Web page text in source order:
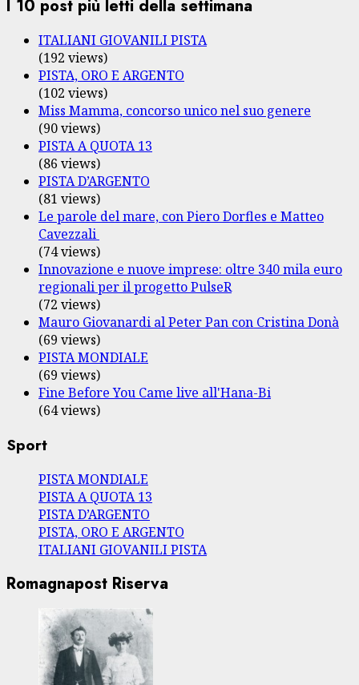
I 10 post più letti della settimana
ITALIANI GIOVANILI PISTA
(192 views)
PISTA, ORO E ARGENTO
(102 views)
Miss Mamma, concorso unico nel suo genere
(90 views)
PISTA A QUOTA 13
(86 views)
PISTA D’ARGENTO
(81 views)
Le parole del mare, con Piero Dorfles e Matteo
Cavezzali
(74 views)
Innovazione e nuove imprese: oltre 340 mila euro
regionali per il progetto PulseR
(72 views)
Mauro Giovanardi al Peter Pan con Cristina Donà
(69 views)
PISTA MONDIALE
(69 views)
Fine Before You Came live all'Hana-Bi
(64 views)
Sport
PISTA MONDIALE
PISTA A QUOTA 13
PISTA D’ARGENTO
PISTA, ORO E ARGENTO
ITALIANI GIOVANILI PISTA
Romagnapost Riserva